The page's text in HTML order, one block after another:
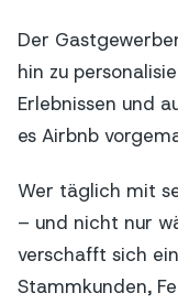
Der
hin zu
Erlebnissen und
es Airbnb
Wer täglich mit
– und nicht nur
verschafft sich
Stammkunden,